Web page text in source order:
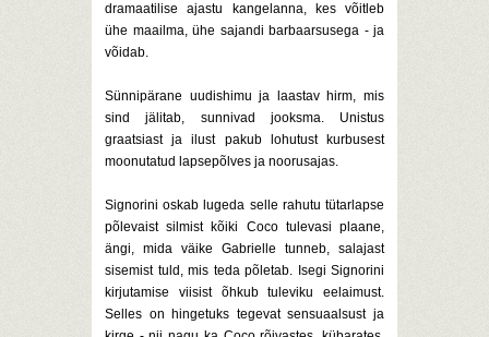
dramaatilise ajastu kangelanna, kes võitleb
ühe maailma, ühe sajandi barbaarsusega - ja
võidab.
Sünnipärane uudishimu ja laastav hirm, mis
sind jälitab, sunnivad jooksma. Unistus
graatsiast ja ilust pakub lohutust kurbusest
moonutatud lapsepõlves ja noorusajas.
Signorini oskab lugeda selle rahutu tütarlapse
põlevaist silmist kõiki Coco tulevasi plaane,
ängi, mida väike Gabrielle tunneb, salajast
sisemist tuld, mis teda põletab. Isegi Signorini
kirjutamise viisist õhkub tuleviku eelaimust.
Selles on hingetuks tegevat sensuaalsust ja